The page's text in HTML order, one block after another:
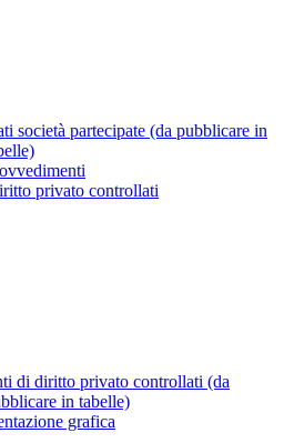
società partecipate (da pubblicare in
privato controllati
di diritto privato controllati (da
in tabelle)
grafica